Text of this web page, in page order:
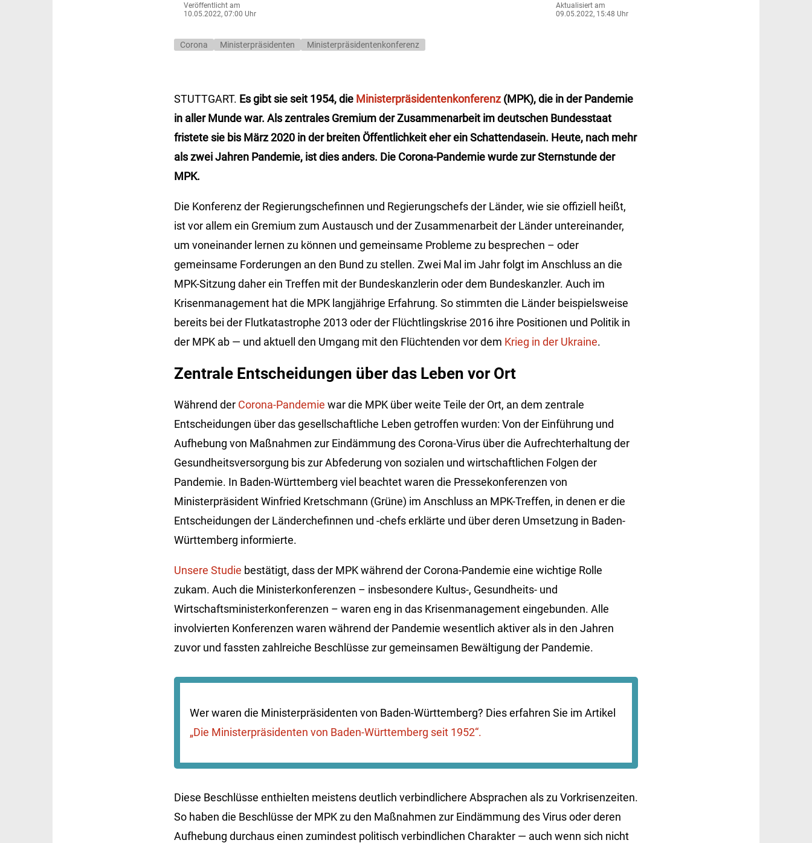
Veröffentlicht am
10.05.2022, 07:00 Uhr
Aktualisiert am
09.05.2022, 15:48 Uhr
Corona Ministerpräsidenten Ministerpräsidentenkonferenz
STUTTGART. Es gibt sie seit 1954, die Ministerpräsidentenkonferenz (MPK), die in der Pandemie
in aller Munde war. Als zentrales Gremium der Zusammenarbeit im deutschen Bundesstaat
fristete sie bis März 2020 in der breiten Öffentlichkeit eher ein Schattendasein. Heute, nach mehr
als zwei Jahren Pandemie, ist dies anders. Die Corona-Pandemie wurde zur Sternstunde der
MPK.
Die Konferenz der Regierungschefinnen und Regierungschefs der Länder, wie sie offiziell heißt,
ist vor allem ein Gremium zum Austausch und der Zusammenarbeit der Länder untereinander,
um voneinander lernen zu können und gemeinsame Probleme zu besprechen – oder
gemeinsame Forderungen an den Bund zu stellen. Zwei Mal im Jahr folgt im Anschluss an die
MPK-Sitzung daher ein Treffen mit der Bundeskanzlerin oder dem Bundeskanzler. Auch im
Krisenmanagement hat die MPK langjährige Erfahrung. So stimmten die Länder beispielsweise
bereits bei der Flutkatastrophe 2013 oder der Flüchtlingskrise 2016 ihre Positionen und Politik in
der MPK ab — und aktuell den Umgang mit den Flüchtenden vor dem Krieg in der Ukraine.
Zentrale Entscheidungen über das Leben vor Ort
Während der Corona-Pandemie war die MPK über weite Teile der Ort, an dem zentrale
Entscheidungen über das gesellschaftliche Leben getroffen wurden: Von der Einführung und
Aufhebung von Maßnahmen zur Eindämmung des Corona-Virus über die Aufrechterhaltung der
Gesundheitsversorgung bis zur Abfederung von sozialen und wirtschaftlichen Folgen der
Pandemie. In Baden-Württemberg viel beachtet waren die Pressekonferenzen von
Ministerpräsident Winfried Kretschmann (Grüne) im Anschluss an MPK-Treffen, in denen er die
Entscheidungen der Länderchefinnen und -chefs erklärte und über deren Umsetzung in Baden-
Württemberg informierte.
Unsere Studie bestätigt, dass der MPK während der Corona-Pandemie eine wichtige Rolle
zukam. Auch die Ministerkonferenzen – insbesondere Kultus-, Gesundheits- und
Wirtschaftsministerkonferenzen – waren eng in das Krisenmanagement eingebunden. Alle
involvierten Konferenzen waren während der Pandemie wesentlich aktiver als in den Jahren
zuvor und fassten zahlreiche Beschlüsse zur gemeinsamen Bewältigung der Pandemie.
Wer waren die Ministerpräsidenten von Baden-Württemberg? Dies erfahren Sie im Artikel
„Die Ministerpräsidenten von Baden-Württemberg seit 1952“.
Diese Beschlüsse enthielten meistens deutlich verbindlichere Absprachen als zu Vorkrisenzeiten.
So haben die Beschlüsse der MPK zu den Maßnahmen zur Eindämmung des Virus oder deren
Aufhebung durchaus einen zumindest politisch verbindlichen Charakter — auch wenn sich nicht